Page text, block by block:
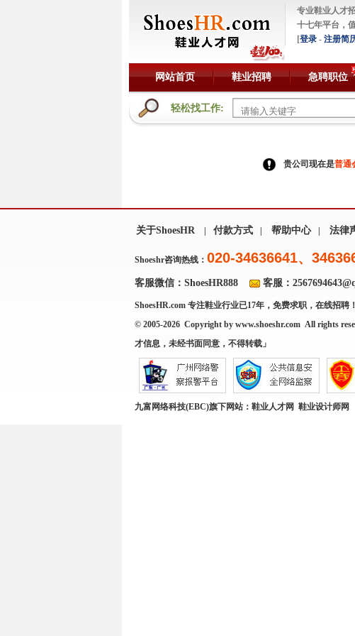
专业鞋业人才
十七年平台，
[登录 - 注册简
网站首页 鞋业招聘 急聘职位
轻松找工作:
贵公司现在是普通
关于ShoesHR 付款方式 帮助中心 法律
Shoeshr咨询热线： 020-34636641、
客服微信：ShoesHR888 客服：
ShoesHR.com 专注鞋业行业已17年，免费求职，在线招聘！
© 2005-2026 Copyright by www.shoeshr.com All rights
才信息，未经书面同意，不得转载」
九富网络科技(EBC)旗下网站： 鞋业人才网 鞋业设计师网